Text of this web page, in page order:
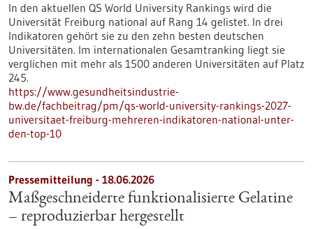
In den aktuellen QS World University Rankings wird die
Universität Freiburg national auf Rang 14 gelistet. In drei
Indikatoren gehört sie zu den zehn besten deutschen
Universitäten. Im internationalen Gesamtranking liegt sie
verglichen mit mehr als 1500 anderen Universitäten auf Platz
245.
https://www.gesundheitsindustrie-
bw.de/fachbeitrag/pm/qs-world-university-rankings-2027-
universitaet-freiburg-mehreren-indikatoren-national-unter-
den-top-10
Pressemitteilung - 18.06.2026
Maßgeschneiderte funktionalisierte Gelatine
– reproduzierbar hergestellt